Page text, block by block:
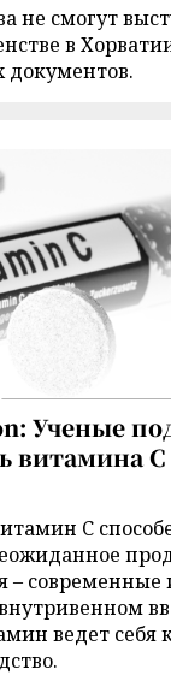
не смогут
в
документов.
Ученые
витамина
C
– современные
ведет себя